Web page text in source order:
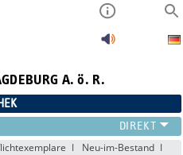
A. ö. R.
Neu-im-Bestand